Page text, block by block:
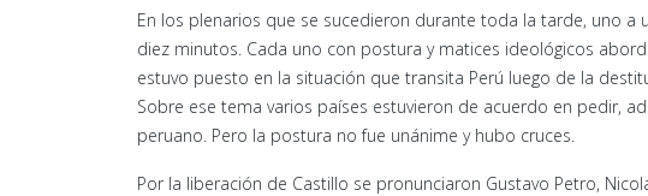
En los plenarios que se sucedieron durante toda la tarde, uno
diez minutos. Cada uno con postura y matices ideológicos
estuvo puesto en la situación que transita Perú luego de la
Sobre ese tema varios países estuvieron de acuerdo en pedir,
peruano. Pero la postura no fue unánime y hubo cruces.
Por la liberación de Castillo se pronunciaron Gustavo Petro,